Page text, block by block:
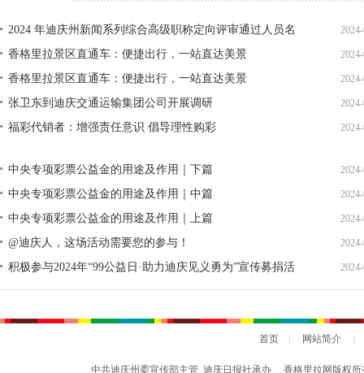
2024 年迪庆州新闻系列综合高级职称定向评审通过人员名
单公示
香格里拉景区直通车：便捷出行，一站直达美景
香格里拉景区直通车：便捷出行，一站直达美景
张卫东到迪庆交通运输集团公司开展调研
福彩代销者：增强责任意识 倡导理性购彩
中央专项彩票公益金的用途及作用｜下篇
中央专项彩票公益金的用途及作用｜中篇
中央专项彩票公益金的用途及作用｜上篇
@迪庆人，这场活动需要您的参与！
积极参与2024年“99公益日·助力迪庆见义勇为”宣传募捐活
动倡议书